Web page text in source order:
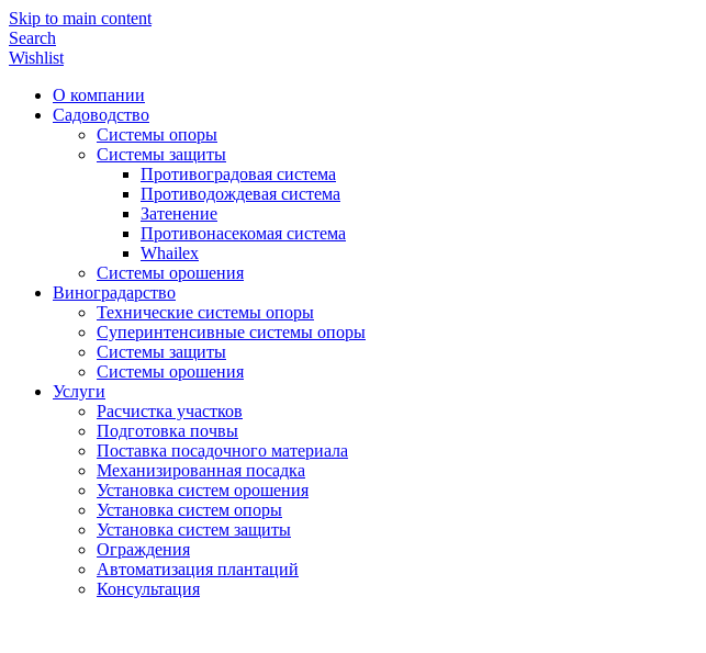
Skip to main content
Search
Wishlist
О компании
Садоводство
Системы опоры
Системы защиты
Противоградовая система
Противодождевая система
Затенение
Противонасекомая система
Whailex
Системы орошения
Виноградарство
Технические системы опоры
Суперинтенсивные системы опоры
Системы защиты
Системы орошения
Услуги
Расчистка участков
Подготовка почвы
Поставка посадочного материала
Механизированная посадка
Установка систем орошения
Установка систем опоры
Установка систем защиты
Ограждения
Автоматизация плантаций
Консультация